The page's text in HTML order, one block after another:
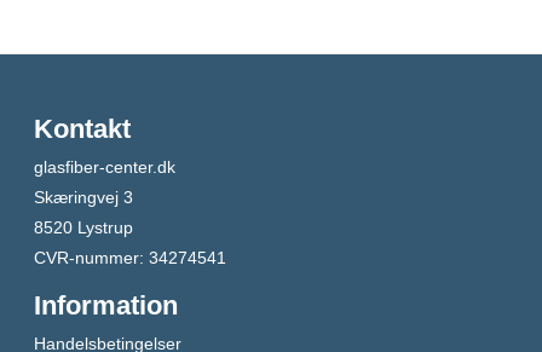
Kontakt
glasfiber-center.dk
Skæringvej 3
8520 Lystrup
CVR-nummer: 34274541
Information
Handelsbetingelser